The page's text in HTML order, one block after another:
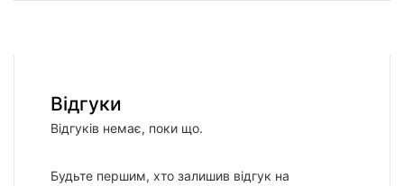
Відгуки
Відгуків немає, поки що.
Будьте першим, хто залишив відгук на